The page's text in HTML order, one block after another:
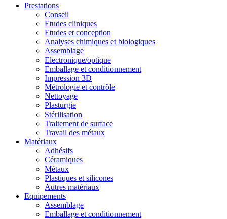
Prestations
Conseil
Etudes cliniques
Etudes et conception
Analyses chimiques et biologiques
Assemblage
Electronique/optique
Emballage et conditionnement
Impression 3D
Métrologie et contrôle
Nettoyage
Plasturgie
Stérilisation
Traitement de surface
Travail des métaux
Matériaux
Adhésifs
Céramiques
Métaux
Plastiques et silicones
Autres matériaux
Equipements
Assemblage
Emballage et conditionnement